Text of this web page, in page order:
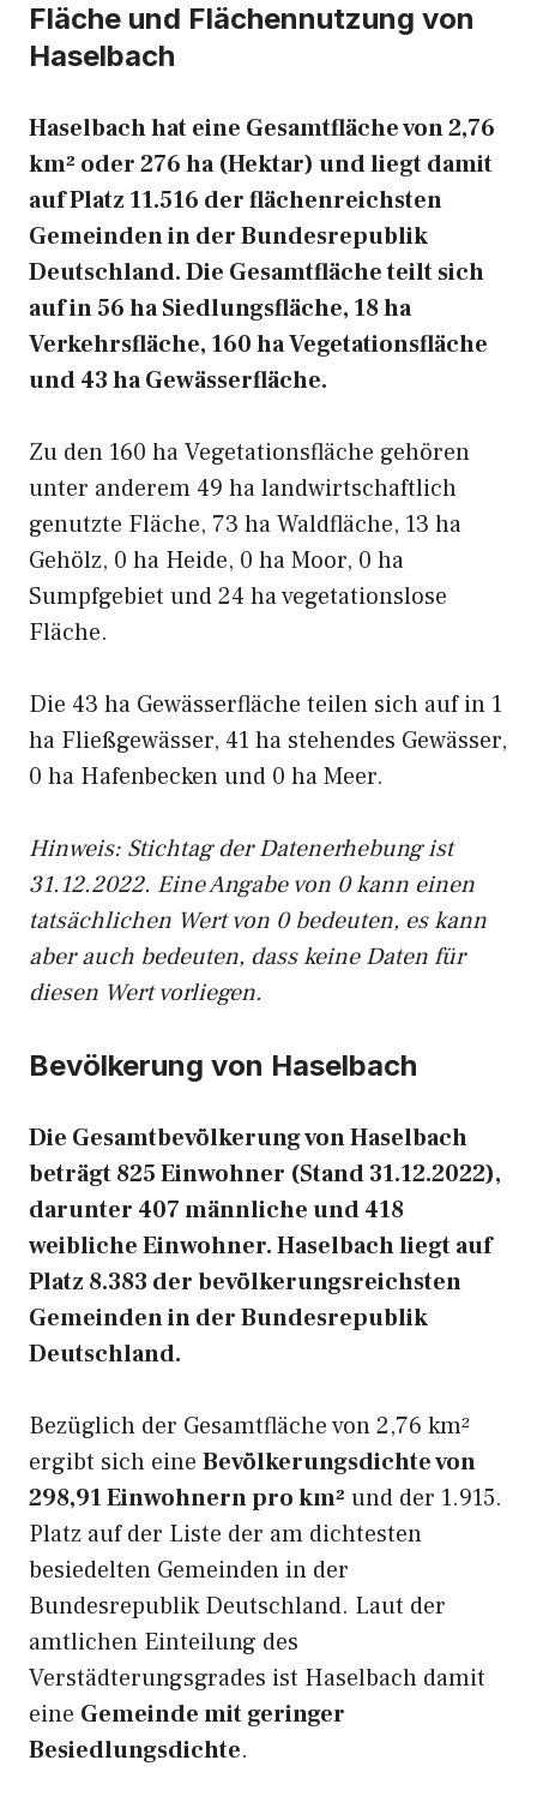
Fläche und Flächennutzung von
Haselbach
Haselbach hat eine Gesamtfläche von 2,76
km² oder 276 ha (Hektar) und liegt damit
auf Platz 11.516 der flächenreichsten
Gemeinden in der Bundesrepublik
Deutschland. Die Gesamtfläche teilt sich
auf in 56 ha Siedlungsfläche, 18 ha
Verkehrsfläche, 160 ha Vegetationsfläche
und 43 ha Gewässerfläche.
Zu den 160 ha Vegetationsfläche gehören
unter anderem 49 ha landwirtschaftlich
genutzte Fläche, 73 ha Waldfläche, 13 ha
Gehölz, 0 ha Heide, 0 ha Moor, 0 ha
Sumpfgebiet und 24 ha vegetationslose
Fläche.
Die 43 ha Gewässerfläche teilen sich auf in 1
ha Fließgewässer, 41 ha stehendes Gewässer,
0 ha Hafenbecken und 0 ha Meer.
Hinweis: Stichtag der Datenerhebung ist
31.12.2022. Eine Angabe von 0 kann einen
tatsächlichen Wert von 0 bedeuten, es kann
aber auch bedeuten, dass keine Daten für
diesen Wert vorliegen.
Bevölkerung von Haselbach
Die Gesamtbevölkerung von Haselbach
beträgt 825 Einwohner (Stand 31.12.2022),
darunter 407 männliche und 418
weibliche Einwohner. Haselbach liegt auf
Platz 8.383 der bevölkerungsreichsten
Gemeinden in der Bundesrepublik
Deutschland.
Bezüglich der Gesamtfläche von 2,76 km²
ergibt sich eine Bevölkerungsdichte von
298,91 Einwohnern pro km² und der 1.915.
Platz auf der Liste der am dichtesten
besiedelten Gemeinden in der
Bundesrepublik Deutschland. Laut der
amtlichen Einteilung des
Verstädterungsgrades ist Haselbach damit
eine Gemeinde mit geringer
Besiedlungsdichte.